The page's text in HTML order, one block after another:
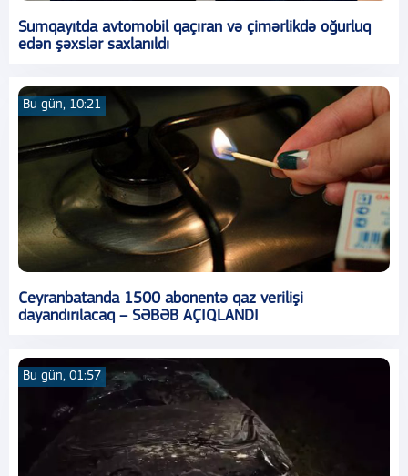
Sumqayıtda avtomobil qaçıran və çimərlikdə oğurluq
edən şəxslər saxlanıldı
Bu gün, 10:21
Ceyranbatanda 1500 abonentə qaz verilişi
dayandırılacaq – SƏBƏB AÇIQLANDI
Bu gün, 01:57